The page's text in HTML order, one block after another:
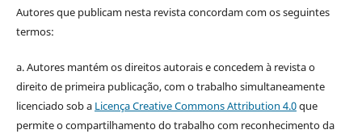
Autores que publicam nesta revista concordam com os seguintes
termos:
a. Autores mantém os direitos autorais e concedem à revista o
direito de primeira publicação, com o trabalho simultaneamente
licenciado sob a Licença Creative Commons Attribution 4.0que
permite o compartilhamento do trabalho com reconhecimento da